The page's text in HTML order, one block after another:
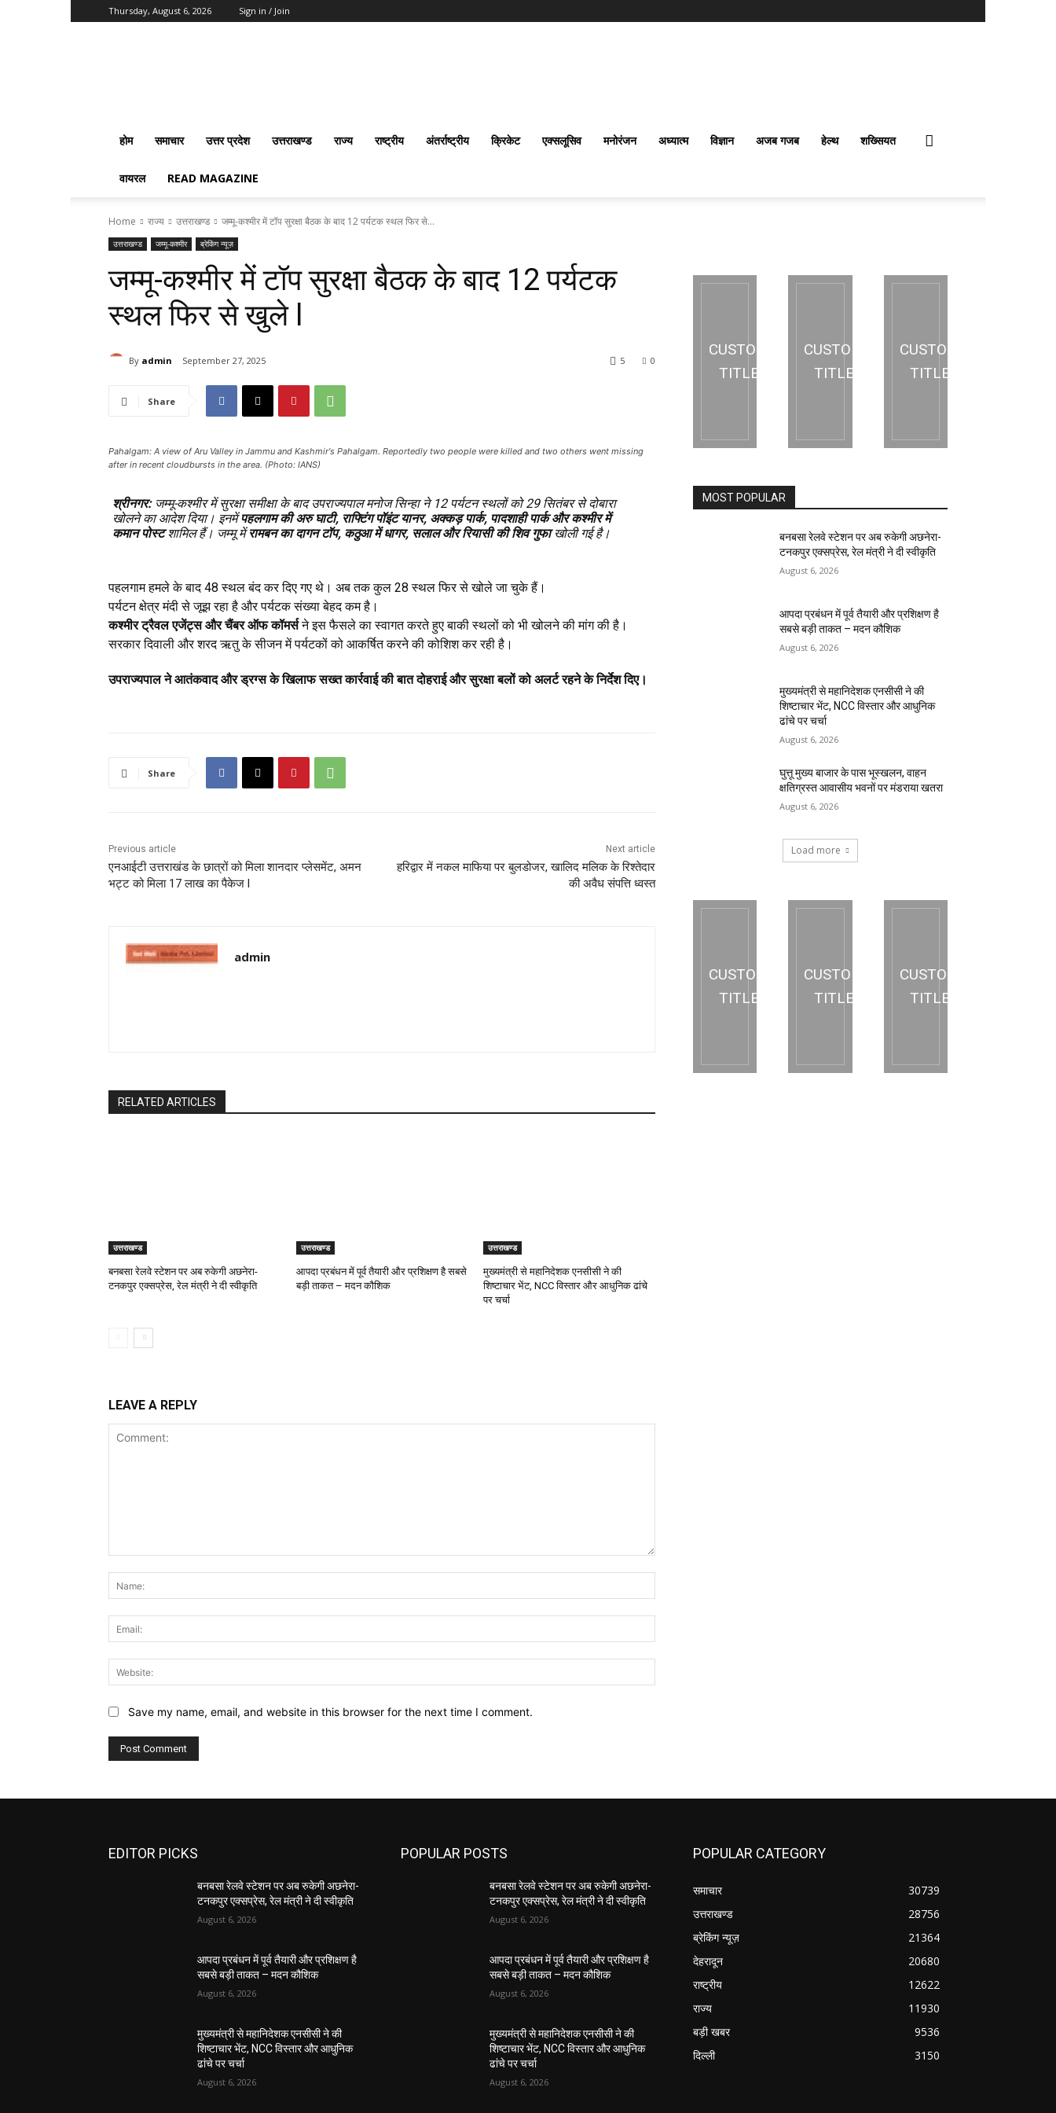
Thursday, August 6, 2026 Sign in / Join
होम समाचार उत्तर प्रदेश उत्तराखण्ड राज्य राष्ट्रीय अंतर्राष्‍ट्रीय क्रिकेट एक्सलूसिव मनोरंजन अध्यात्म विज्ञान अजब गजब हेल्थ शख्सियत
वायरल READ MAGAZINE
Home राज्य उत्तराखण्ड जम्मू-कश्मीर में टॉप सुरक्षा बैठक के बाद 12 पर्यटक स्थल फिर से...
उत्तराखण्ड जम्मू-कश्मीर ब्रेकिंग न्यूज़
जम्मू-कश्मीर में टॉप सुरक्षा बैठक के बाद 12 पर्यटक
स्थल फिर से खुले l
By admin September 27, 2025 0
5
Share
Pahalgam: A view of Aru Valley in Jammu and Kashmir's Pahalgam. Reportedly two people were killed and two others went missing
after in recent cloudbursts in the area. (Photo: IANS)
श्रीनगर:जम्मू-कश्मीर में सुरक्षा समीक्षा के बाद उपराज्यपाल मनोज सिन्हा ने 12 पर्यटन स्थलों को 29 सितंबर से दोबारा
खोलने का आदेश दिया। इनमेंपहलगाम की अरु घाटी, राफ्टिंग पॉइंट यानर, अक्कड़ पार्क, पादशाही पार्क और कश्मीर में
कमान पोस्टशामिल हैं। जम्मू मेंरामबन का दागन टॉप, कठुआ में धागर, सलाल और रियासी की शिव गुफाखोली गई है।
पहलगाम हमले के बाद 48 स्थल बंद कर दिए गए थे। अब तक कुल 28 स्थल फिर से खोले जा चुके हैं।
पर्यटन क्षेत्र मंदी से जूझ रहा है और पर्यटक संख्या बेहद कम है।
कश्मीर ट्रैवल एजेंट्स और चैंबर ऑफ कॉमर्सने इस फैसले का स्वागत करते हुए बाकी स्थलों को भी खोलने की मांग की है।
सरकार दिवाली और शरद ऋतु के सीजन में पर्यटकों को आकर्षित करने की कोशिश कर रही है।
उपराज्यपाल ने आतंकवाद और ड्रग्स के खिलाफ सख्त कार्रवाई की बात दोहराई और सुरक्षा बलों को अलर्ट रहने के निर्देश दिए।
Share
Previous article
एनआईटी उत्तराखंड के छात्रों को मिला शानदार प्लेसमेंट, अमन
भट्ट को मिला 17 लाख का पैकेज l
Next article
हरिद्वार में नकल माफिया पर बुलडोजर, खालिद मलिक के रिश्तेदार
की अवैध संपत्ति ध्वस्त
admin
RELATED ARTICLES
उत्तराखण्ड
बनबसा रेलवे स्टेशन पर अब रुकेगी अछनेरा-
टनकपुर एक्सप्रेस, रेल मंत्री ने दी स्वीकृति
उत्तराखण्ड
आपदा प्रबंधन में पूर्व तैयारी और प्रशिक्षण है सबसे
बड़ी ताकत – मदन कौशिक
उत्तराखण्ड
मुख्यमंत्री से महानिदेशक एनसीसी ने की
शिष्टाचार भेंट, NCC विस्तार और आधुनिक ढांचे
पर चर्चा
LEAVE A REPLY
Save my name, email, and website in this browser for the next time I comment.
CUSTOM
TITLE
CUSTOM
TITLE
CUSTOM
TITLE
MOST POPULAR
बनबसा रेलवे स्टेशन पर अब रुकेगी अछनेरा-
टनकपुर एक्सप्रेस, रेल मंत्री ने दी स्वीकृति
August 6, 2026
आपदा प्रबंधन में पूर्व तैयारी और प्रशिक्षण है
सबसे बड़ी ताकत – मदन कौशिक
August 6, 2026
मुख्यमंत्री से महानिदेशक एनसीसी ने की
शिष्टाचार भेंट, NCC विस्तार और आधुनिक
ढांचे पर चर्चा
August 6, 2026
घुत्तू मुख्य बाजार के पास भूस्खलन, वाहन
क्षतिग्रस्त आवासीय भवनों पर मंडराया खतरा
August 6, 2026
Load more
CUSTOM
TITLE
CUSTOM
TITLE
CUSTOM
TITLE
EDITOR PICKS
बनबसा रेलवे स्टेशन पर अब रुकेगी अछनेरा-
टनकपुर एक्सप्रेस, रेल मंत्री ने दी स्वीकृति
August 6, 2026
आपदा प्रबंधन में पूर्व तैयारी और प्रशिक्षण है
सबसे बड़ी ताकत – मदन कौशिक
August 6, 2026
मुख्यमंत्री से महानिदेशक एनसीसी ने की
शिष्टाचार भेंट, NCC विस्तार और आधुनिक
ढांचे पर चर्चा
August 6, 2026
POPULAR POSTS
बनबसा रेलवे स्टेशन पर अब रुकेगी अछनेरा-
टनकपुर एक्सप्रेस, रेल मंत्री ने दी स्वीकृति
August 6, 2026
आपदा प्रबंधन में पूर्व तैयारी और प्रशिक्षण है
सबसे बड़ी ताकत – मदन कौशिक
August 6, 2026
मुख्यमंत्री से महानिदेशक एनसीसी ने की
शिष्टाचार भेंट, NCC विस्तार और आधुनिक
ढांचे पर चर्चा
August 6, 2026
POPULAR CATEGORY
समाचार
30739
उत्तराखण्ड
28756
ब्रेकिंग न्यूज़
21364
देहरादून
20680
राष्ट्रीय
12622
राज्य
11930
बड़ी खबर
9536
दिल्ली
3150